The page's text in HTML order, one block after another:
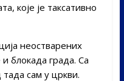
које је таксативно
неостварених
блокада града. Са
сам у цркви.